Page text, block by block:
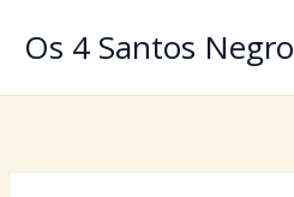
paraOs 4 Santos